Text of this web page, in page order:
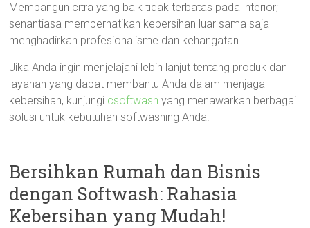
Membangun citra yang baik tidak terbatas pada interior;
senantiasa memperhatikan kebersihan luar sama saja
menghadirkan profesionalisme dan kehangatan.
Jika Anda ingin menjelajahi lebih lanjut tentang produk dan
layanan yang dapat membantu Anda dalam menjaga
kebersihan, kunjungi csoftwash yang menawarkan berbagai
solusi untuk kebutuhan softwashing Anda!
Bersihkan Rumah dan Bisnis
dengan Softwash: Rahasia
Kebersihan yang Mudah!